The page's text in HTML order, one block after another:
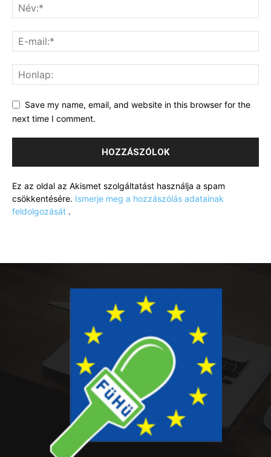
Save my name, email, and website in this browser for the
next time I comment.
Ez az oldal az Akismet szolgáltatást használja a spam
csökkentésére. Ismerje meg a hozzászólás adatainak
feldolgozását .